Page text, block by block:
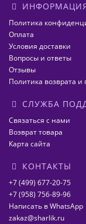
Политика
Оплата
Условия доставки
Вопросы и ответы
Отзывы
Политика возврата и
СЛУЖБА
Связаться с нами
Возврат товара
Карта сайта
КОНТАКТЫ
+7 (499) 677-20-75
+7 (958) 756-89-96
Написать в WhatsApp
zakaz@sharlik.ru